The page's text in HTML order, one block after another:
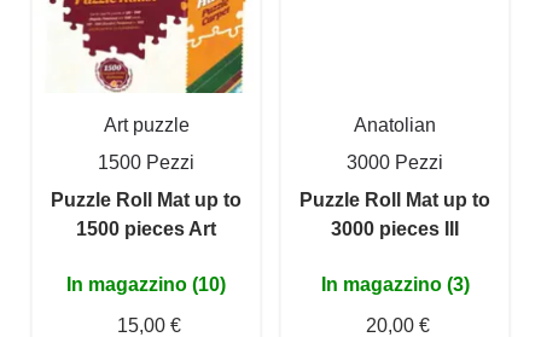
Art puzzle
1500 Pezzi
Puzzle Roll Mat up to
1500 pieces Art
In magazzino (10)
15,00 €
Anatolian
3000 Pezzi
Puzzle Roll Mat up to
3000 pieces III
In magazzino (3)
20,00 €